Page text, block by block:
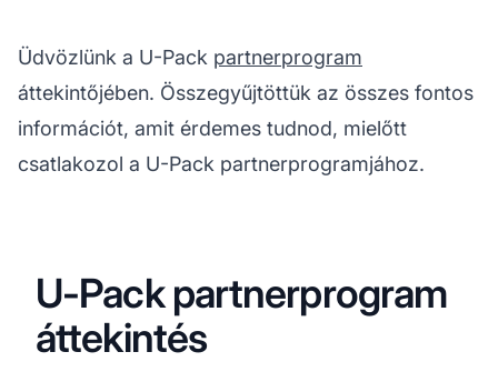
Üdvözlünk a U-Pack partnerprogram
áttekintőjében. Összegyűjtöttük az összes fontos
információt, amit érdemes tudnod, mielőtt
csatlakozol a U-Pack partnerprogramjához.
U-Pack partnerprogram
áttekintés